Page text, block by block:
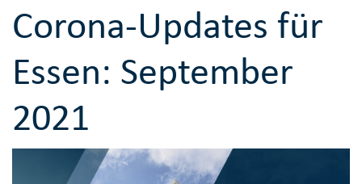
Corona-Updates für
Essen: September
2021